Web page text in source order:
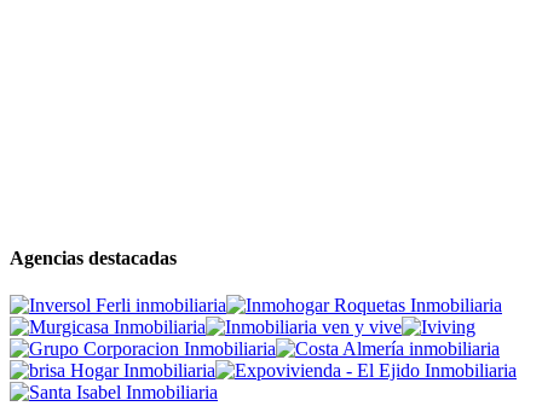
Agencias destacadas